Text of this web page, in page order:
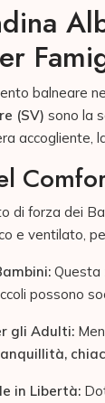
balneare
(SV) sono la
accogliente,
di forza dei
e ventilato,
Questa
possono
gli Adulti:
in Libertà: